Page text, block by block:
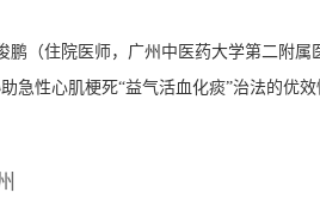
鹏 （住院医师，广州中医药大学第二附属
急性心肌梗死“益气活血化痰”治法的优